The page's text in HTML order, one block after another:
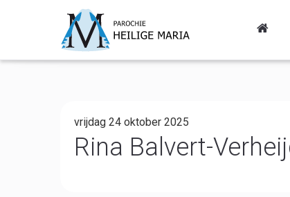
vrijdag 24 oktober 2025
Rina Balvert-